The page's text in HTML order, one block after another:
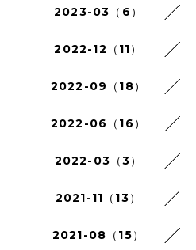
2023-03（6）
2022-12（11）
2022-09（18）
2022-06（16）
2022-03（3）
2021-11（13）
2021-08（15）